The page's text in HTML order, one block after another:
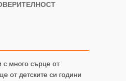
с много сърце от
от детските си години